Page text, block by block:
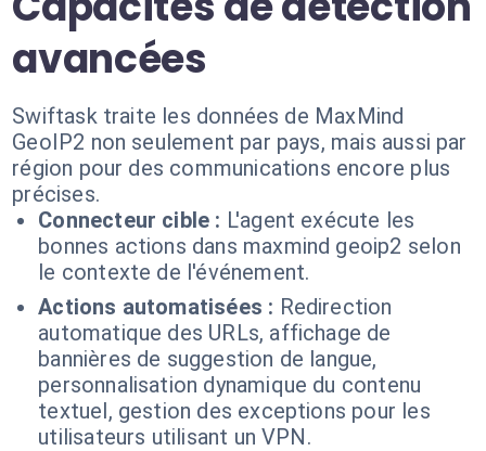
avancées
Swiftask traite les données de MaxMind
GeoIP2 non seulement par pays, mais aussi par
région pour des communications encore plus
précises.
Connecteur cible : L'agent exécute les
bonnes actions dans maxmind geoip2 selon
le contexte de l'événement.
Actions automatisées : Redirection
automatique des URLs, affichage de
bannières de suggestion de langue,
personnalisation dynamique du contenu
textuel, gestion des exceptions pour les
utilisateurs utilisant un VPN.